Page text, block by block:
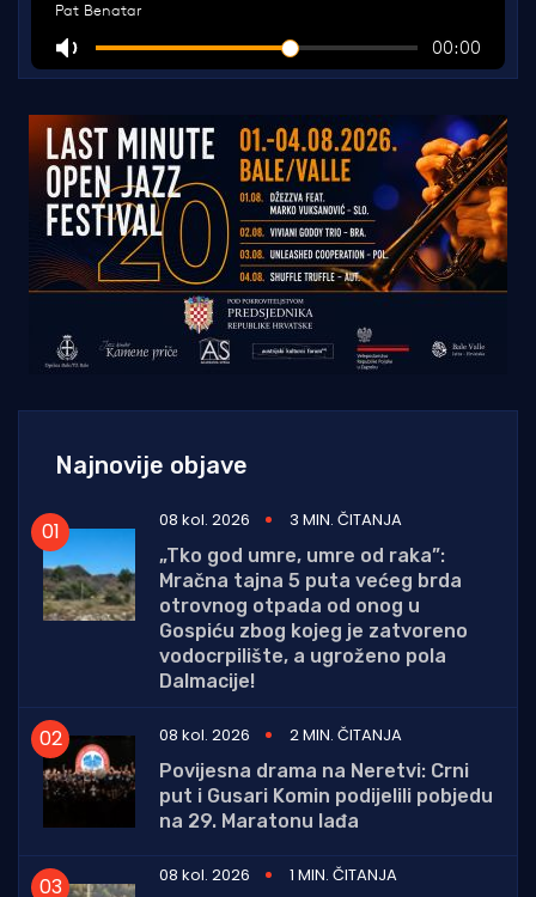
Najnovije objave
08 kol. 2026
3 MIN. ČITANJA
„Tko god umre, umre od raka”:
Mračna tajna 5 puta većeg brda
otrovnog otpada od onog u
Gospiću zbog kojeg je zatvoreno
vodocrpilište, a ugroženo pola
Dalmacije!
08 kol. 2026
2 MIN. ČITANJA
Povijesna drama na Neretvi: Crni
put i Gusari Komin podijelili pobjedu
na 29. Maratonu lađa
08 kol. 2026
1 MIN. ČITANJA